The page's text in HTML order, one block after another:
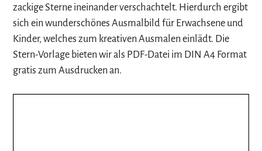
zackige Sterne ineinander verschachtelt. Hierdurch ergibt
sich ein wunderschönes Ausmalbild für Erwachsene und
Kinder, welches zum kreativen Ausmalen einlädt. Die
Stern-Vorlage bieten wir als PDF-Datei im DIN A4 Format
gratis zum Ausdrucken an.